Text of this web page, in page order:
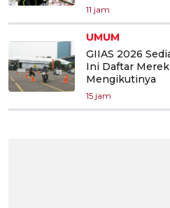
11 jam
UMUM
GIIAS 2026
Ini Daftar
Mengikutinya
15 jam